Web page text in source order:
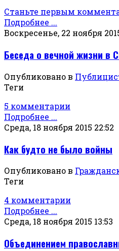
Станьте первым
Подробнее ...
Воскресенье, 22 ноября
Беседа о вечной жизни в
Опубликовано в
Теги
5 комментарии
Подробнее ...
Среда, 18 ноября 2015 22:52
Как будто не было войны
Опубликовано в
Теги
4 комментарии
Подробнее ...
Среда, 18 ноября 2015 13:53
Объединением